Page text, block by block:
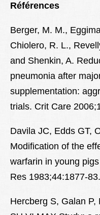
Références
Berger, M. M.,
Chiolero, R. L.,
and Shenkin, A.
pneumonia after
supplementation:
trials. Crit Care
Davila JC, Edds GT,
Modification of the
warfarin in young
Res 1983;44:1877-83.
Hercberg S, Galan P,